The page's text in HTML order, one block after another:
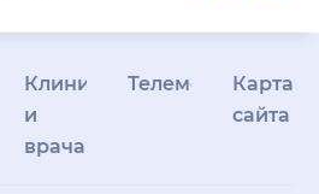
Клиникам
и
врачам
Телемедицина
Карта
сайта